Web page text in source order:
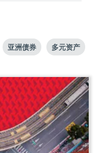
亚洲债券 多元资产